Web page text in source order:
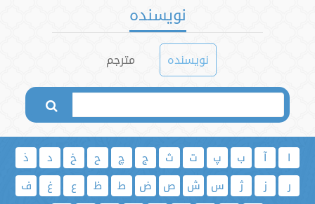
نویسنده
نویسنده مترجم
ا آ ب پ ت ث ج چ ح خ د
ذ
ر
ز ژ س ش ص ض ط ظ ع غ
ف